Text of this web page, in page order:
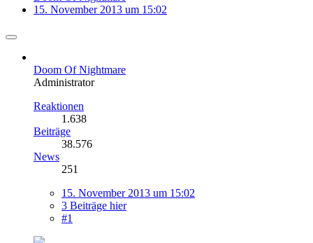
15. November 2013 um 15:02
Doom Of Nightmare
Administrator
Reaktionen
1.638
Beiträge
38.576
News
251
15. November 2013 um 15:02
3 Beiträge hier
#1